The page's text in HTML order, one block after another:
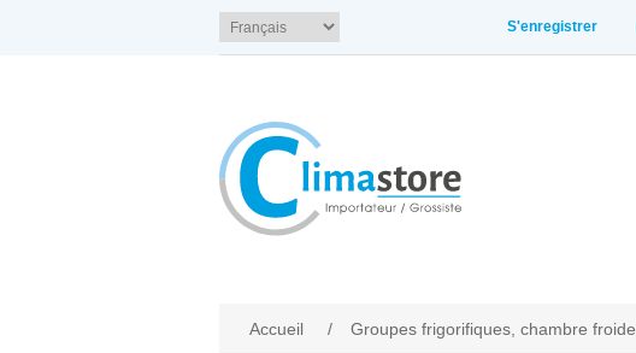
S'enregistrer
Accueil / Groupes frigorifiques, chambre froide